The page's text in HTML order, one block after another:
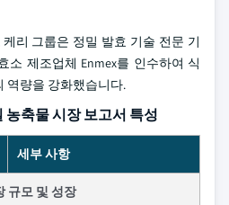
케리 그룹은 정밀 발효 기술 전문 기
소 제조업체 Enmex를 인수하여 식
역량을 강화했습니다.
농축물 시장 보고서 특성
세부 사항
규모 및 성장